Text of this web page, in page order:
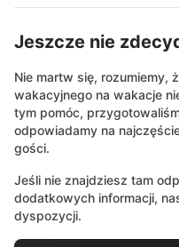
Jeszcze nie
Nie martw się, rozumiemy,
wakacyjnego na wakacje
tym pomóc,
odpowiadamy na
gości.
Jeśli nie znajdziesz tam
dodatkowych informacji,
dyspozycji.